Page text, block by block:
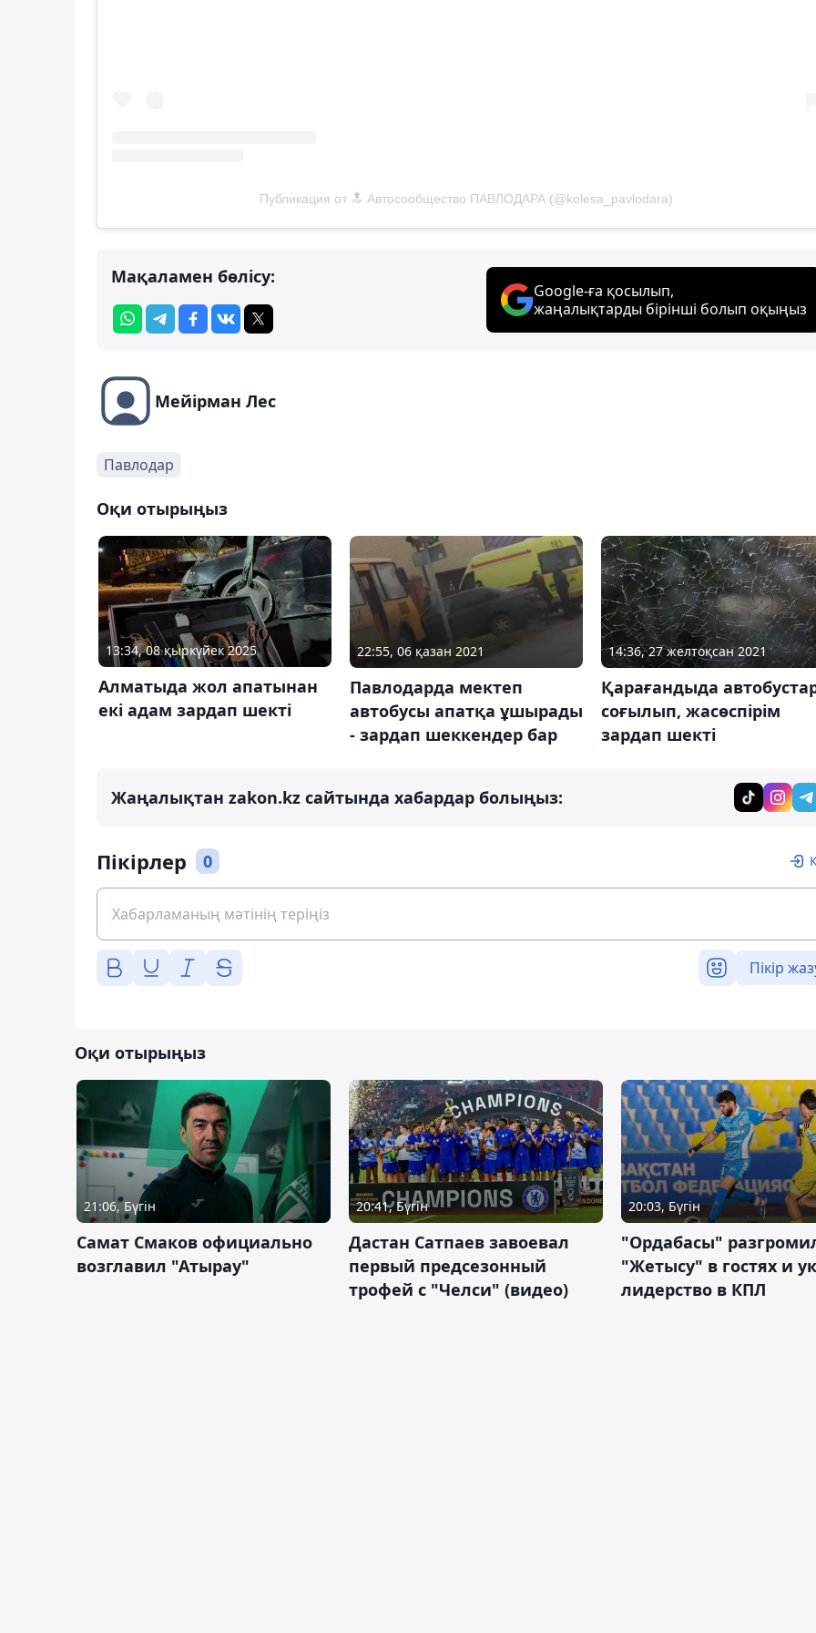
Публикация от 🔝 Автосообщество ПАВЛОДАРА (@kolesa_pavlodara)
Мақаламен бөлісу:
Google-ға қосылып,
жаңалықтарды бірінші болып оқыңыз
Мейірман Лес
Павлодар
Оқи отырыңыз
13:34, 08 қыркүйек 2025
Алматыда жол апатынан
екі адам зардап шекті
22:55, 06 қазан 2021
Павлодарда мектеп
автобусы апатқа ұшырады
- зардап шеккендер бар
14:36, 27 желтоқсан 2021
Қарағандыда
соғылып, жасөспірім
зардап шекті
Жаңалықтан zakon.kz сайтында хабардар болыңыз:
Пікірлер 0
Пікір
Оқи отырыңыз
21:06, Бүгін
Самат Смаков официально
возглавил "Атырау"
20:41, Бүгін
Дастан Сатпаев завоевал
первый предсезонный
трофей с "Челси" (видео)
20:03, Бүгін
"Ордабасы"
"Жетысу" в гостях и
лидерство в КПЛ